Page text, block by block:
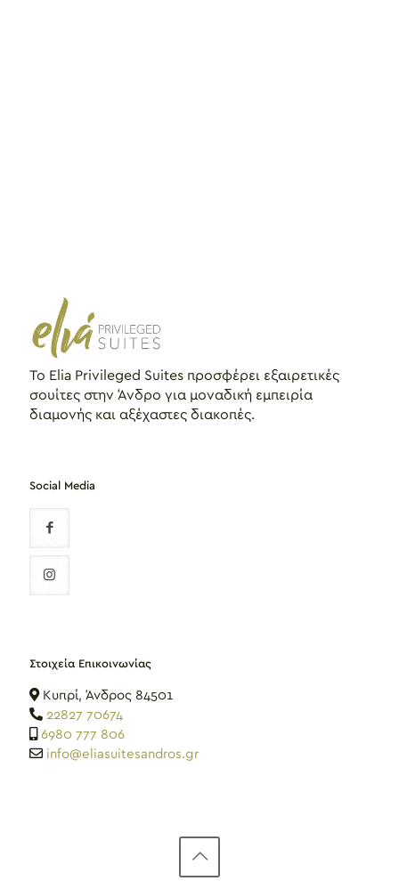
Το Elia Privileged Suites προσφέρει εξαιρετικές
σουίτες στην Άνδρο για μοναδική εμπειρία
διαμονής και αξέχαστες διακοπές.
Social Media
Στοιχεία Επικοινωνίας
Κυπρί, Άνδρος 84501
22827 70674
6980 777 806
info@eliasuitesandros.gr